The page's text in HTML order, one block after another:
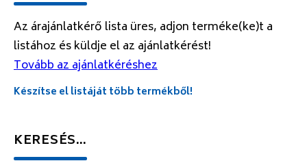
Az árajánlatkérő lista üres, adjon terméke(ke)t a
listához és küldje el az ajánlatkérést!
Tovább az ajánlatkéréshez
Készítse el listáját több termékből!
KERESÉS…